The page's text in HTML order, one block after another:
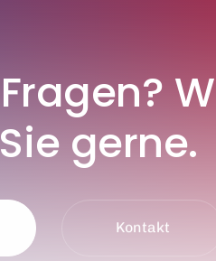
Fragen?
Sie gerne.
Kontakt